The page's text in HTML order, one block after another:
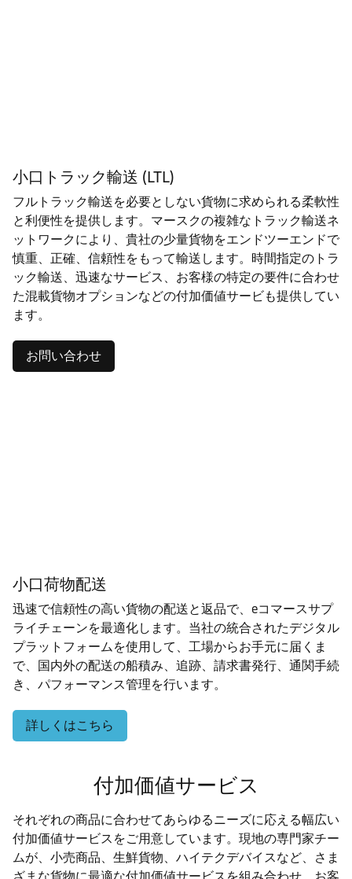
小口トラック輸送 (LTL)
フルトラック輸送を必要としない貨物に求められる柔軟性
と利便性を提供します。マースクの複雑なトラック輸送ネ
ットワークにより、貴社の少量貨物をエンドツーエンドで
慎重、正確、信頼性をもって輸送します。時間指定のトラ
ック輸送、迅速なサービス、お客様の特定の要件に合わせ
た混載貨物オプションなどの付加価値サービも提供してい
ます。
お問い合わせ
小口荷物配送
迅速で信頼性の高い貨物の配送と返品で、eコマースサプ
ライチェーンを最適化します。当社の統合されたデジタル
プラットフォームを使用して、工場からお手元に届くま
で、国内外の配送の船積み、追跡、請求書発行、通関手続
き、パフォーマンス管理を行います。
詳しくはこちら
付加価値サービス
それぞれの商品に合わせてあらゆるニーズに応える幅広い
付加価値サービスをご用意しています。現地の専門家チー
ムが、小売商品、生鮮貨物、ハイテクデバイスなど、さま